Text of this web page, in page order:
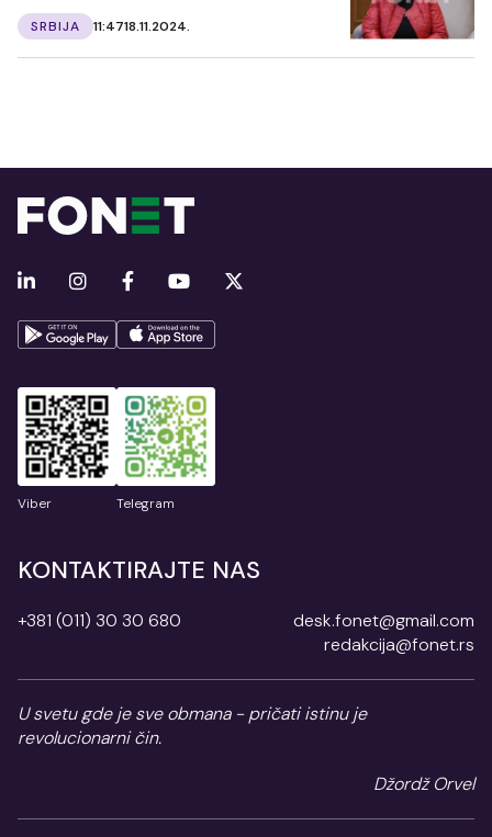
SRBIJA 11:4718.11.2024.
Viber Telegram
KONTAKTIRAJTE NAS
+381 (011) 30 30 680
desk.fonet@gmail.com
redakcija@fonet.rs
U svetu gde je sve obmana - pričati istinu je
revolucionarni čin.
Džordž Orvel